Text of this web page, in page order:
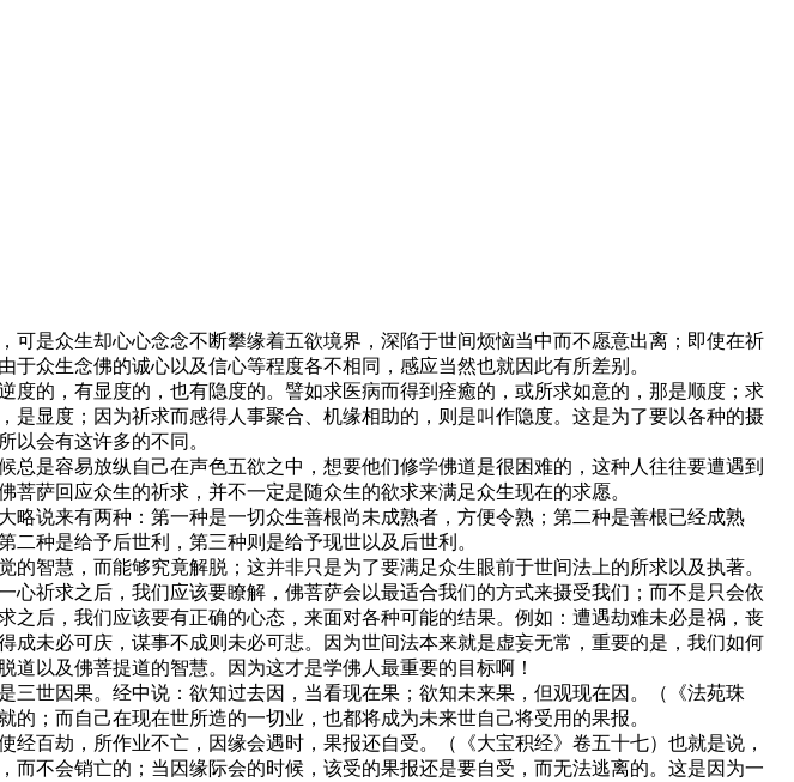
是众生却心心念念不断攀缘着五欲境界，深陷于世间烦恼当中而不愿意出离；即使在祈
众生念佛的诚心以及信心等程度各不相同，感应当然也就因此有所差别。
的，有显度的，也有隐度的。譬如求医病而得到痊癒的，或所求如意的，那是顺度；求
显度；因为祈求而感得人事聚合、机缘相助的，则是叫作隐度。这是为了要以各种的摄
以会有这许多的不同。
是容易放纵自己在声色五欲之中，想要他们修学佛道是很困难的，这种人往往要遭遇到
萨回应众生的祈求，并不一定是随众生的欲求来满足众生现在的求愿。
说来有两种：第一种是一切众生善根尚未成熟者，方便令熟；第二种是善根已经成熟
种是给予后世利，第三种则是给予现世以及后世利。
智慧，而能够究竟解脱；这并非只是为了要满足众生眼前于世间法上的所求以及执著。
祈求之后，我们应该要瞭解，佛菩萨会以最适合我们的方式来摄受我们；而不是只会依
后，我们应该要有正确的心态，来面对各种可能的结果。例如：遭遇劫难未必是祸，丧
未必可庆，谋事不成则未必可悲。因为世间法本来就是虚妄无常，重要的是，我们如何
以及佛菩提道的智慧。因为这才是学佛人最重要的目标啊！
世因果。经中说：欲知过去因，当看现在果；欲知未来果，但观现在因。（《法苑珠
；而自己在现在世所造的一切业，也都将成为未来世自己将受用的果报。
百劫，所作业不亡，因缘会遇时，果报还自受。（《大宝积经》卷五十七）也就是说，
不会销亡的；当因缘际会的时候，该受的果报还是要自受，而无法逃离的。这是因为一